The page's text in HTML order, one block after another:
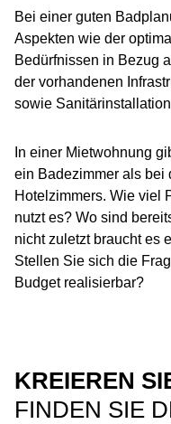
Bei einer guten
Aspekten wie der
Bedürfnissen in Bezug
der vorhandenen
sowie
In einer Mietwohnung
ein Badezimmer als bei
Hotelzimmers. Wie viel
nutzt es? Wo sind
nicht zuletzt braucht es
Stellen Sie sich die
Budget realisierbar?
KREIEREN
FINDEN SIE